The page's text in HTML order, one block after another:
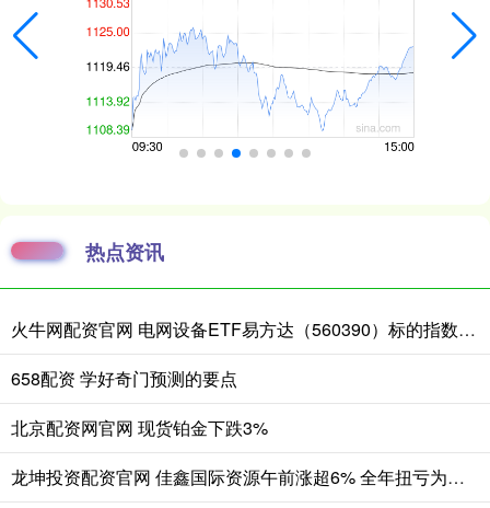
热点资讯
火牛网配资官网 电网设备ETF易方达（560390）标的指数涨近3%，一季度电网项目开工增速同比增超40%
658配资 学好奇门预测的要点
北京配资网官网 现货铂金下跌3%
龙坤投资配资官网 佳鑫国际资源午前涨超6% 全年扭亏为盈赚3.05亿港元